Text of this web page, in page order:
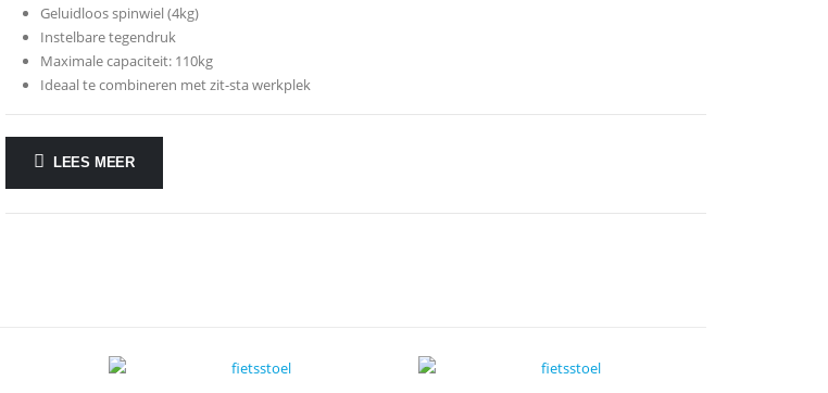
Geluidloos spinwiel (4kg)
Instelbare tegendruk
Maximale capaciteit: 110kg
Ideaal te combineren met zit-sta werkplek
LEES MEER